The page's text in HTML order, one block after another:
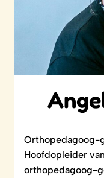
Orthopedagoog-
Hoofdopleider
orthopedagoog-